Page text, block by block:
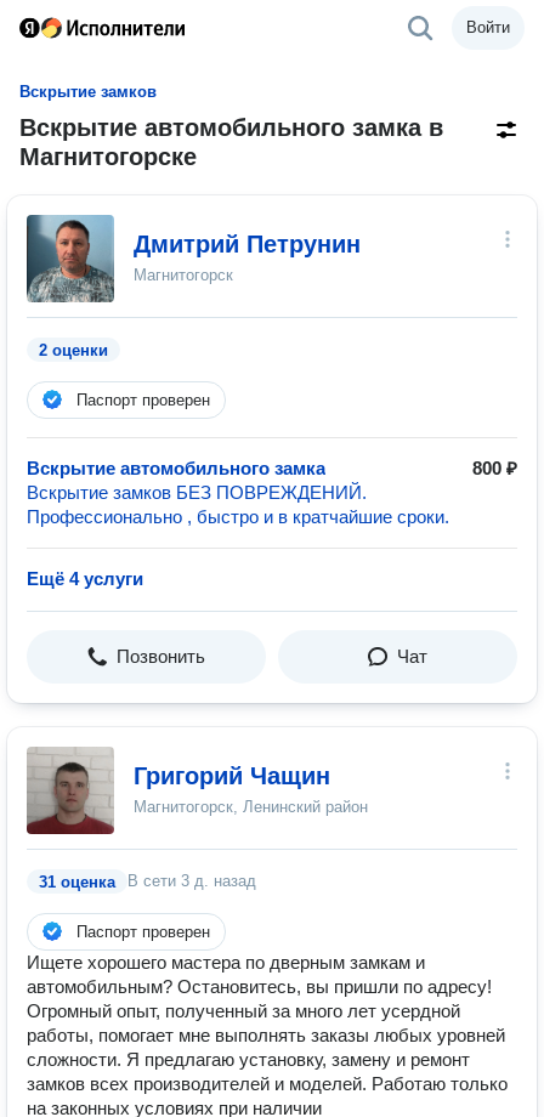
Войти
Вскрытие замков
Вскрытие автомобильного замка в
Магнитогорске
Дмитрий Петрунин
Магнитогорск
2 оценки
Паспорт проверен
Вскрытие автомобильного замка
800 ₽
Вскрытие замков БЕЗ ПОВРЕЖДЕНИЙ.
Профессионально , быстро и в кратчайшие сроки.
Ещё 4 услуги
Позвонить Чат
Григорий Чащин
Магнитогорск, Ленинский район
31 оценка В сети 3 д. назад
Паспорт проверен
Ищете хорошего мастера по дверным замкам и
автомобильным? Остановитесь, вы пришли по адресу!
Огромный опыт, полученный за много лет усердной
работы, помогает мне выполнять заказы любых уровней
сложности. Я предлагаю установку, замену и ремонт
замков всех производителей и моделей. Работаю только
на законных условиях при наличии